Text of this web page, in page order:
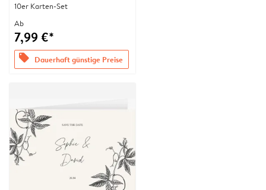
10er Karten-Set
Ab
7,99 €*
offers Dauerhaft günstige Preise